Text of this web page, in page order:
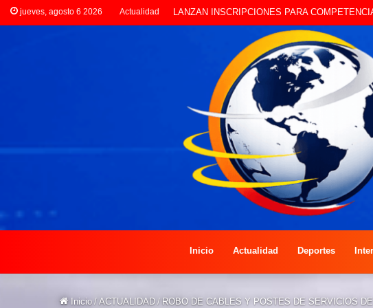
jueves, agosto 6 2026 Actualidad CLORINDA CREATIVA LANZA ESTE SÁBADO
Inicio Actualidad Deportes
Inicio / ACTUALIDAD / ROBO DE CABLES Y POSTES DE SERVICIOS